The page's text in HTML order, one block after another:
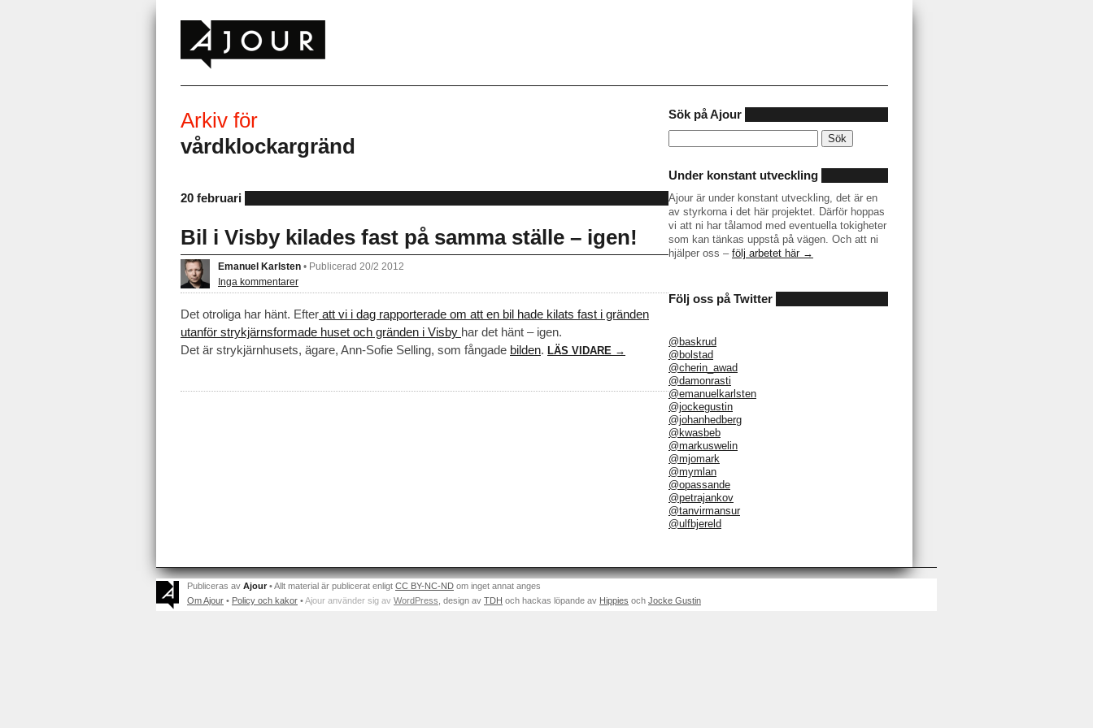
Arkiv för
vårdklockargränd
20 februari
Bil i Visby kilades fast på samma ställe – igen!
Emanuel Karlsten • Publicerad 20/2 2012
Inga kommentarer
Det otroliga har hänt. Efter att vi i dag rapporterade om att en bil hade kilats fast i gränden
utanför strykjärnsformade huset och gränden i Visby har det hänt – igen.
Det är strykjärnhusets, ägare, Ann-Sofie Selling, som fångade bilden. LÄS VIDARE →
Sök på Ajour
efter:
Under konstant utveckling
Ajour är under konstant utveckling, det är en
av styrkorna i det här projektet. Därför hoppas
vi att ni har tålamod med eventuella tokigheter
som kan tänkas uppstå på vägen. Och att ni
hjälper oss – följ arbetet här →
Följ oss på Twitter
@baskrud
@bolstad
@cherin_awad
@damonrasti
@emanuelkarlsten
@jockegustin
@johanhedberg
@kwasbeb
@markuswelin
@mjomark
@mymlan
@opassande
@petrajankov
@tanvirmansur
@ulfbjereld
Publiceras av Ajour • Allt material är publicerat enligt CC BY-NC-ND om inget annat anges
Om Ajour • Policy och kakor •Ajour använder sig av WordPress , design av TDH och hackas löpande av Hippies och Jocke Gustin